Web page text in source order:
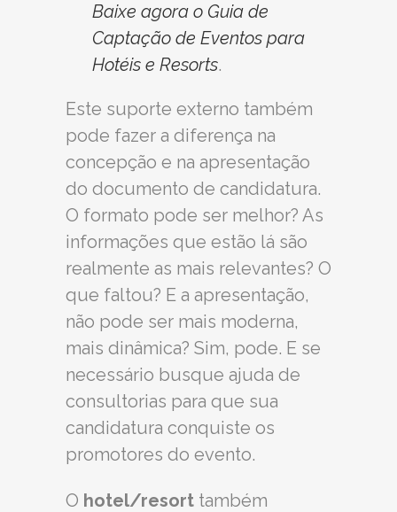
Baixe agora o Guia de
Captação de Eventos para
Hotéis e Resorts.
Este suporte externo também
pode fazer a diferença na
concepção e na apresentação
do documento de candidatura.
O formato pode ser melhor? As
informações que estão lá são
realmente as mais relevantes? O
que faltou? E a apresentação,
não pode ser mais moderna,
mais dinâmica? Sim, pode. E se
necessário busque ajuda de
consultorias para que sua
candidatura conquiste os
promotores do evento.
O hotel/resort também